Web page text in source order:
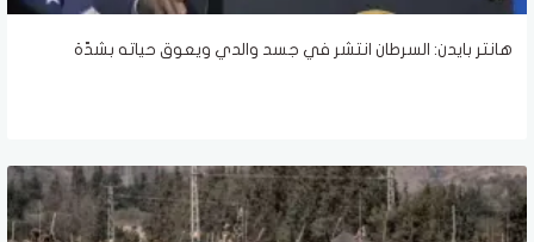
هانتر بايدن: السرطان انتشر في جسد والدي ويعوق حياته بشدّة